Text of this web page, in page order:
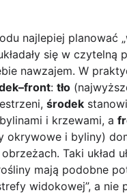
najlepiej planować
się w czytelną
nawzajem. W
: tło
środek
i krzewami, a
okrywowe i byliny)
Taki układ
mają podobne
widokowej”, a nie